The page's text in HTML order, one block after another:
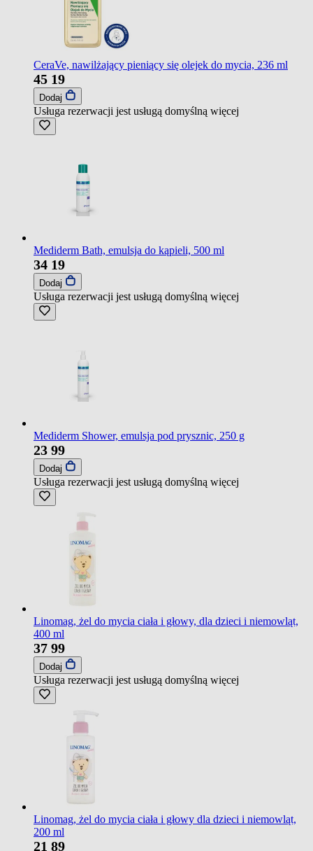
CeraVe, nawilżający pieniący się olejek do mycia, 236 ml
45 19
Dodaj
Usługa rezerwacji jest usługą domyślną więcej
Mediderm Bath, emulsja do kąpieli, 500 ml
34 19
Dodaj
Usługa rezerwacji jest usługą domyślną więcej
Mediderm Shower, emulsja pod prysznic, 250 g
23 99
Dodaj
Usługa rezerwacji jest usługą domyślną więcej
Linomag, żel do mycia ciała i głowy, dla dzieci i niemowląt,
400 ml
37 99
Dodaj
Usługa rezerwacji jest usługą domyślną więcej
Linomag, żel do mycia ciała i głowy dla dzieci i niemowląt,
200 ml
21 89